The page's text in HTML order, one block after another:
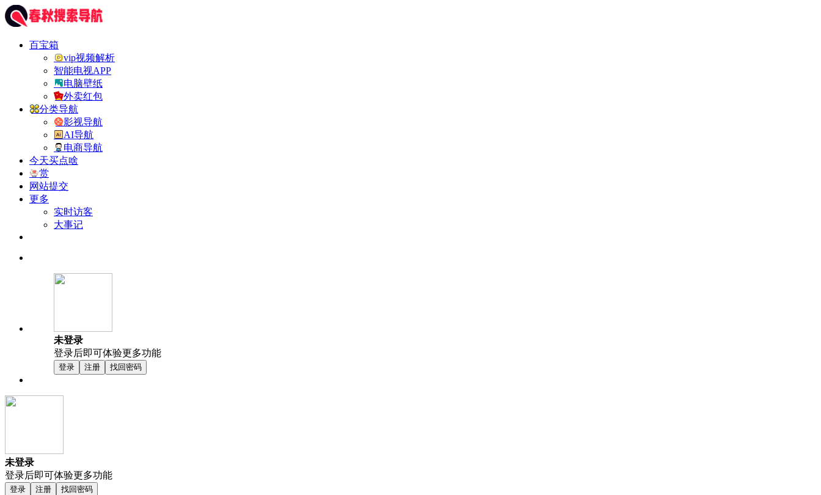
百宝箱
vip视频解析
智能电视APP
电脑壁纸
外卖红包
分类导航
影视导航
AI导航
电商导航
今天买点啥
赏
网站提交
更多
实时访客
大事记
未登录
登录后即可体验更多功能
登录 注册 找回密码
未登录
登录后即可体验更多功能
登录 注册 找回密码